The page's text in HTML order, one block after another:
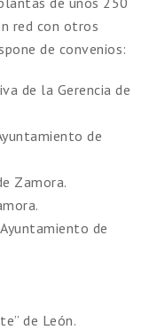
red con otros
de convenios:
de la Gerencia de
de
Zamora.
de
de León.